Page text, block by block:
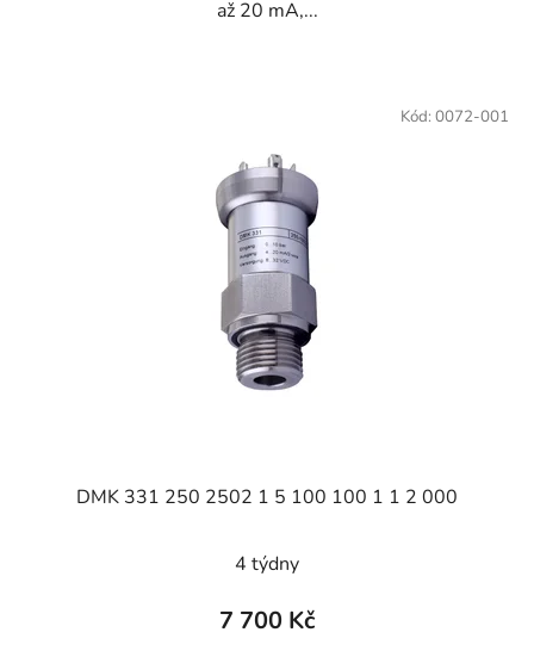
až 20 mA,...
DMK 331 250 2502 1 5 100 100 1 1 2 000
4 týdny
7 700 Kč
Kód: 0072-001